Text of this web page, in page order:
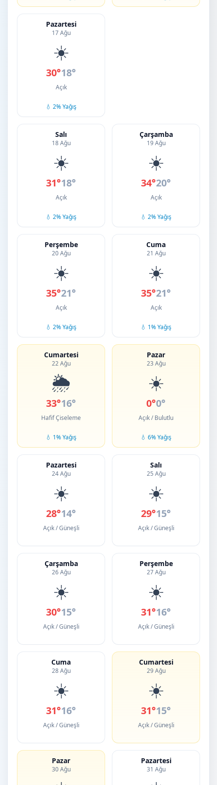
Pazartesi
17 Ağu
☀️
30°18°
Açık
💧 2% Yağış
Salı
18 Ağu
☀️
31°18°
Açık
💧 2% Yağış
Çarşamba
19 Ağu
☀️
34°20°
Açık
💧 2% Yağış
Perşembe
20 Ağu
☀️
35°21°
Açık
💧 2% Yağış
Cuma
21 Ağu
☀️
35°21°
Açık
💧 1% Yağış
Cumartesi
22 Ağu
🌦️
33°16°
Hafif Çiseleme
💧 1% Yağış
Pazar
23 Ağu
☀️
0°0°
Açık / Bulutlu
💧 6% Yağış
Pazartesi
24 Ağu
☀️
28°14°
Açık / Güneşli
Salı
25 Ağu
☀️
29°15°
Açık / Güneşli
Çarşamba
26 Ağu
☀️
30°15°
Açık / Güneşli
Perşembe
27 Ağu
☀️
31°16°
Açık / Güneşli
Cuma
28 Ağu
☀️
31°16°
Açık / Güneşli
Cumartesi
29 Ağu
☀️
31°15°
Açık / Güneşli
Pazar
30 Ağu
Pazartesi
31 Ağu